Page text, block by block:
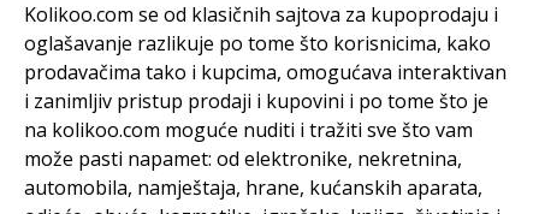
Kolikoo.com se od klasičnih sajtova za kupoprodaju i
oglašavanje razlikuje po tome što korisnicima, kako
prodavačima tako i kupcima, omogućava interaktivan
i zanimljiv pristup prodaji i kupovini i po tome što je
na kolikoo.com moguće nuditi i tražiti sve što vam
može pasti napamet: od elektronike, nekretnina,
automobila, namještaja, hrane, kućanskih aparata,